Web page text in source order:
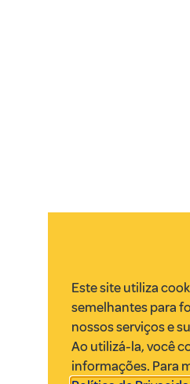
Este site utiliza
semelhantes para
nossos serviços e
Ao utilizá-la, você
informações. Para